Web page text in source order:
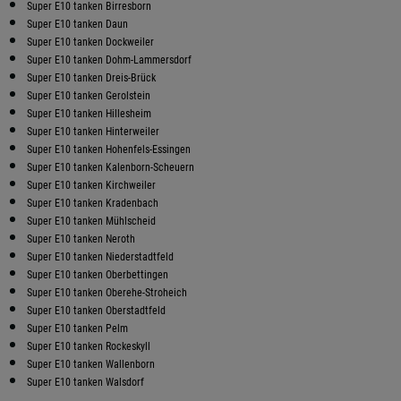
Super E10 tanken Birresborn
Super E10 tanken Daun
Super E10 tanken Dockweiler
Super E10 tanken Dohm-Lammersdorf
Super E10 tanken Dreis-Brück
Super E10 tanken Gerolstein
Super E10 tanken Hillesheim
Super E10 tanken Hinterweiler
Super E10 tanken Hohenfels-Essingen
Super E10 tanken Kalenborn-Scheuern
Super E10 tanken Kirchweiler
Super E10 tanken Kradenbach
Super E10 tanken Mühlscheid
Super E10 tanken Neroth
Super E10 tanken Niederstadtfeld
Super E10 tanken Oberbettingen
Super E10 tanken Oberehe-Stroheich
Super E10 tanken Oberstadtfeld
Super E10 tanken Pelm
Super E10 tanken Rockeskyll
Super E10 tanken Wallenborn
Super E10 tanken Walsdorf